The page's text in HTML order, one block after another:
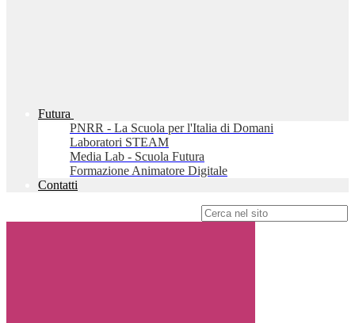
Futura
PNRR - La Scuola per l'Italia di Domani
Laboratori STEAM
Media Lab - Scuola Futura
Formazione Animatore Digitale
Contatti